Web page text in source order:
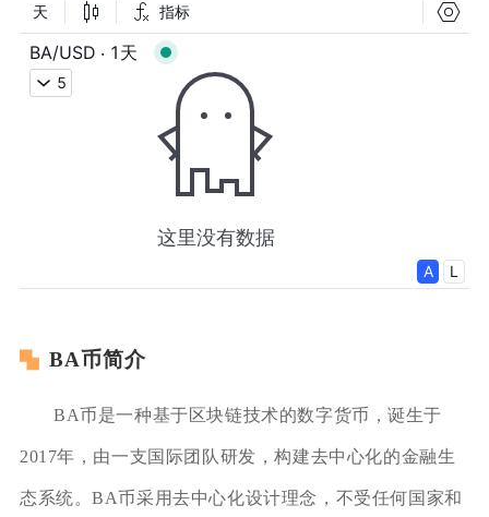
BA币简介
BA币是一种基于区块链技术的数字货币，诞生于
2017年，由一支国际团队研发，构建去中心化的金融生
态系统。BA币采用去中心化设计理念，不受任何国家和